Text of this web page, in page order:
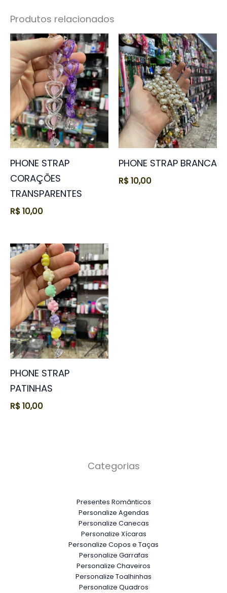
Produtos relacionados
PHONE STRAP
CORAÇÕES
TRANSPARENTES
R$10,00
PHONE STRAP BRANCA
R$10,00
PHONE STRAP
PATINHAS
R$10,00
Categorias
Presentes Românticos
Personalize Agendas
Personalize Canecas
Personalize Xícaras
Personalize Copos e Taças
Personalize Garrafas
Personalize Chaveiros
Personalize Toalhinhas
Personalize Quadros